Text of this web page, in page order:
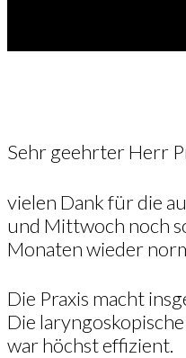
Sehr geehrter Herr
vielen Dank für die
und Mittwoch noch
Monaten wieder
Die Praxis macht
Die
war höchst effizient.